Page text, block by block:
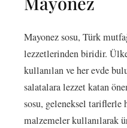
Mayonez sosu, Türk
lezzetlerinden biridir.
kullanılan ve her evde
salatalara lezzet katan
sosu, geleneksel tariflerle
malzemeler kullanılarak